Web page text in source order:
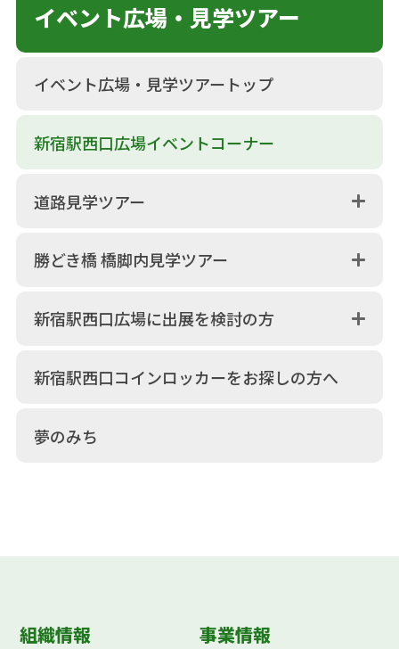
イベント広場・見学ツアー
イベント広場・見学ツアートップ
新宿駅西口広場イベントコーナー
道路見学ツアー
勝どき橋 橋脚内見学ツアー
新宿駅西口広場に出展を検討の方
新宿駅西口コインロッカーをお探しの方へ
夢のみち
組織情報
事業情報